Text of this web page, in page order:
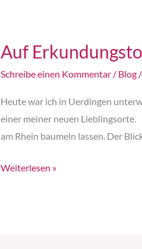
Auf
Schreibe einen Kommentar / Blog/
Heute war ich in Uerdingen
einer meiner neuen
am Rhein baumeln lassen. Der
Auf
Krefeld
Weiterlesen »